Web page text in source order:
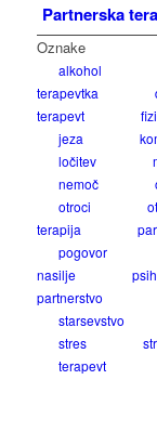
Partnerska
Oznake
alkohol
terapevtka
terapevt
jeza
ločitev
nemoč
otroci
terapija
pogovor
nasilje
partnerstvo
starsevstvo
stres
terapevt